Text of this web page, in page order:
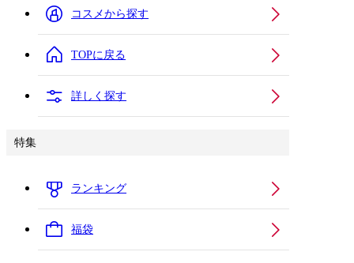
コスメから探す
TOPに戻る
詳しく探す
特集
ランキング
福袋